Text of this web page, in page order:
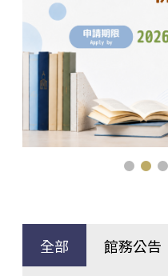
全部 館務公告